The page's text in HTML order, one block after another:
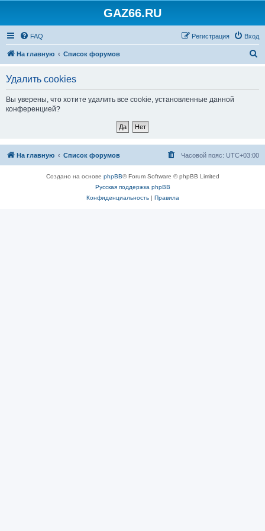
GAZ66.RU
FAQ Вход
Регистрация
На главную Список форумов
Удалить cookies
Вы уверены, что хотите удалить все cookie, установленные данной
конференцией?
На главную Список форумов Часовой пояс: UTC+03:00
Создано на основе phpBB® Forum Software © phpBB Limited
Русская поддержка phpBB
Конфиденциальность| Правила